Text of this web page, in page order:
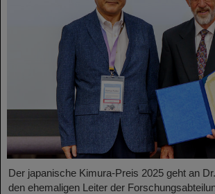
Der japanische Kimura-Preis 2025 geht an
den ehemaligen Leiter der